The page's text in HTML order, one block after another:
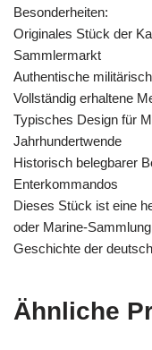
Besonderheiten:
Originales Stück der
Sammlermarkt
Authentische
Vollständig erhaltene
Typisches Design für
Jahrhundertwende
Historisch belegbarer
Enterkommandos
Dieses Stück ist eine
oder Marine-
Geschichte der
Ähnliche